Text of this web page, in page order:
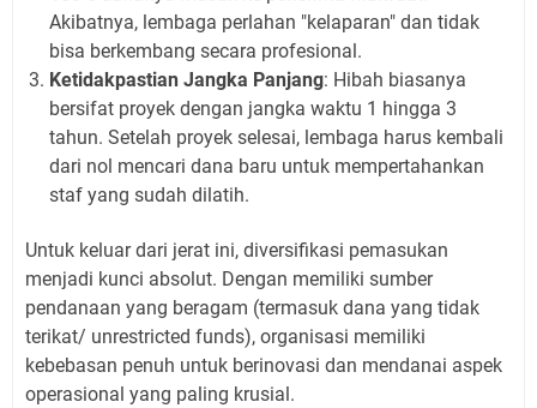
Akibatnya, lembaga perlahan "kelaparan" dan tidak
bisa berkembang secara profesional.
Ketidakpastian Jangka Panjang: Hibah biasanya
bersifat proyek dengan jangka waktu 1 hingga 3
tahun. Setelah proyek selesai, lembaga harus kembali
dari nol mencari dana baru untuk mempertahankan
staf yang sudah dilatih.
Untuk keluar dari jerat ini, diversifikasi pemasukan
menjadi kunci absolut. Dengan memiliki sumber
pendanaan yang beragam (termasuk dana yang tidak
terikat/ unrestricted funds), organisasi memiliki
kebebasan penuh untuk berinovasi dan mendanai aspek
operasional yang paling krusial.